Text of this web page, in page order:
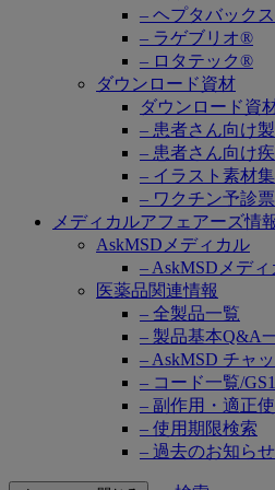
– ヘプタバック
– ラゲブリオ®
– ロタテック®
ダウンロード資材
ダウンロード資
– 患者さん向け
– 患者さん向け
– イラスト素材集
– ワクチン予診票
メディカルアフェアーズ情
AskMSDメディカル
– AskMSDメディ
医薬品関連情報
– 全製品一覧
– 製品基本Q&A
– AskMSD チャ
– コード一覧/
– 副作用・適正
– 使用期限検索
– 過去のお知ら